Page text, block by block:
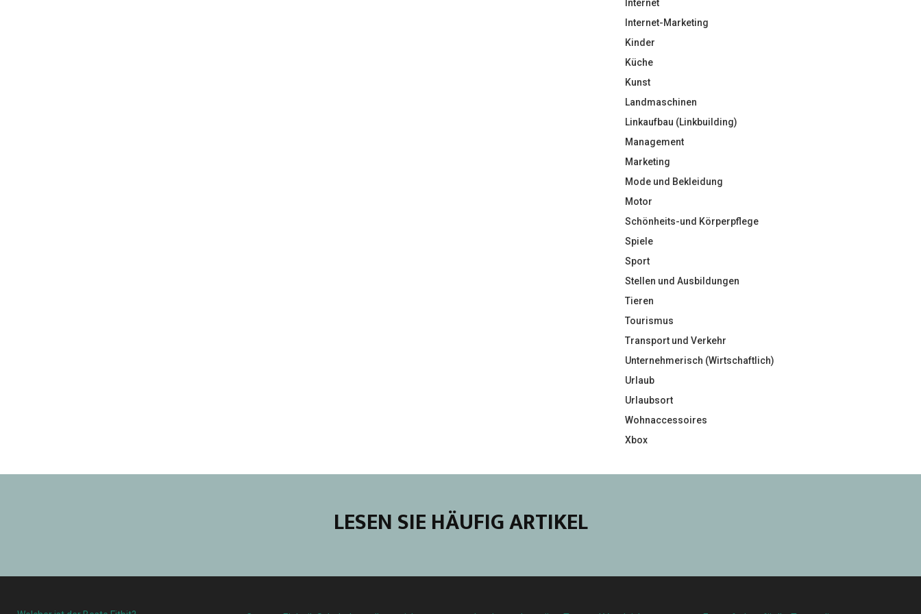
Internet
Internet-Marketing
Kinder
Küche
Kunst
Landmaschinen
Linkaufbau (Linkbuilding)
Management
Marketing
Mode und Bekleidung
Motor
Schönheits-und Körperpflege
Spiele
Sport
Stellen und Ausbildungen
Tieren
Tourismus
Transport und Verkehr
Unternehmerisch (Wirtschaftlich)
Urlaub
Urlaubsort
Wohnaccessoires
Xbox
LESEN SIE HÄUFIG ARTIKEL